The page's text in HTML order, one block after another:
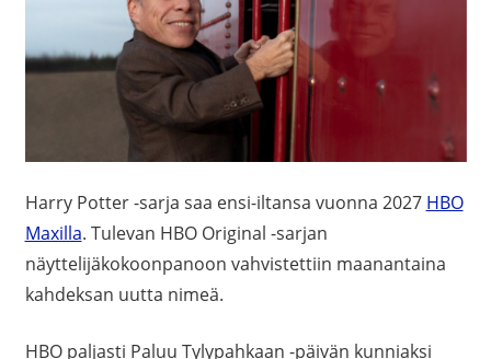
Harry Potter -sarja saa ensi-iltansa vuonna 2027 HBO
Maxilla. Tulevan HBO Original -sarjan
näyttelijäkokoonpanoon vahvistettiin maanantaina
kahdeksan uutta nimeä.
HBO paljasti Paluu Tylypahkaan -päivän kunniaksi